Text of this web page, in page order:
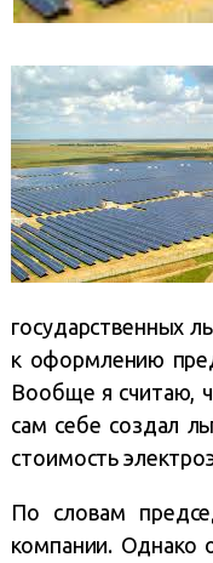
государственных
к оформлению
Вообще я считаю,
сам себе создал
стоимость
По словам
компании. Однако